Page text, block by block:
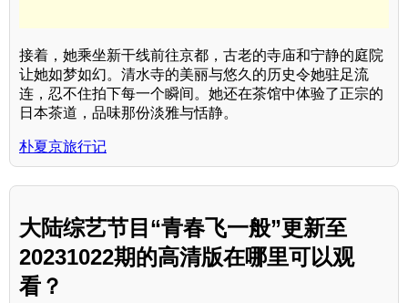
接着，她乘坐新干线前往京都，古老的寺庙和宁静的庭院
让她如梦如幻。清水寺的美丽与悠久的历史令她驻足流
连，忍不住拍下每一个瞬间。她还在茶馆中体验了正宗的
日本茶道，品味那份淡雅与恬静。
朴夏京旅行记
大陆综艺节目“青春飞一般”更新至
20231022期的高清版在哪里可以观
看？